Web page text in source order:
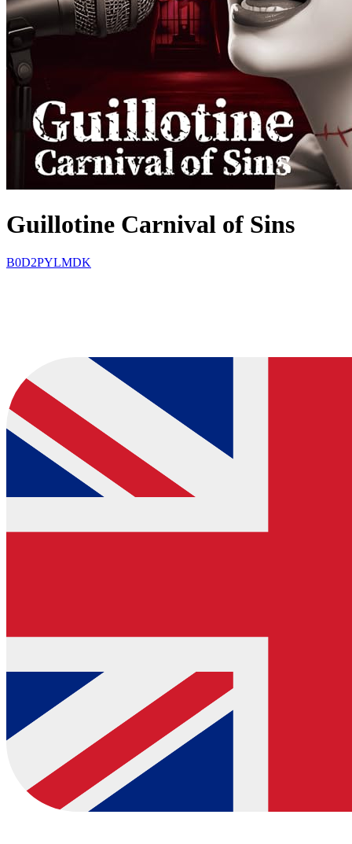
Guillotine Carnival of Sins
B0D2PYLMDK